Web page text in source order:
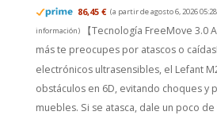
86,45 € (a partir de agosto 6, 2026
información)
【Tecnología FreeMove 3.0
más te preocupes por atascos o
electrónicos ultrasensibles, el Lefant
obstáculos en 6D, evitando choques y
muebles. Si se atasca, dale un poco